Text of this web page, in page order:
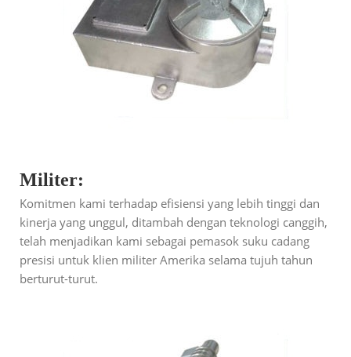
Militer:
Komitmen kami terhadap efisiensi yang lebih tinggi dan
kinerja yang unggul, ditambah dengan teknologi canggih,
telah menjadikan kami sebagai pemasok suku cadang
presisi untuk klien militer Amerika selama tujuh tahun
berturut-turut.